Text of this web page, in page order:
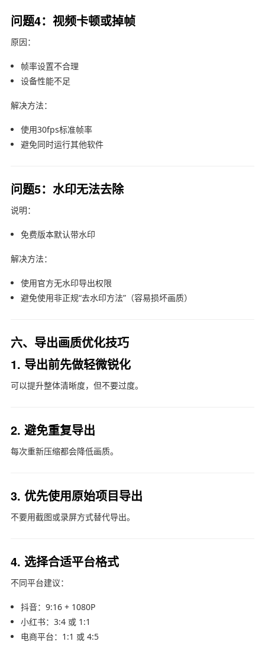
问题4：视频卡顿或掉帧
原因：
帧率设置不合理
设备性能不足
解决方法：
使用30fps标准帧率
避免同时运行其他软件
问题5：水印无法去除
说明：
免费版本默认带水印
解决方法：
使用官方无水印导出权限
避免使用非正规“去水印方法”（容易损坏画质）
六、导出画质优化技巧
1. 导出前先做轻微锐化
可以提升整体清晰度，但不要过度。
2. 避免重复导出
每次重新压缩都会降低画质。
3. 优先使用原始项目导出
不要用截图或录屏方式替代导出。
4. 选择合适平台格式
不同平台建议：
抖音：9:16 + 1080P
小红书：3:4 或 1:1
电商平台：1:1 或 4:5